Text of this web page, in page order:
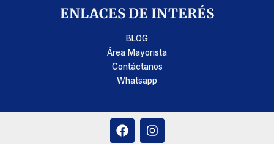
ENLACES DE INTERÉS
BLOG
Área Mayorista
Contáctanos
Whatsapp
F
a
I
n